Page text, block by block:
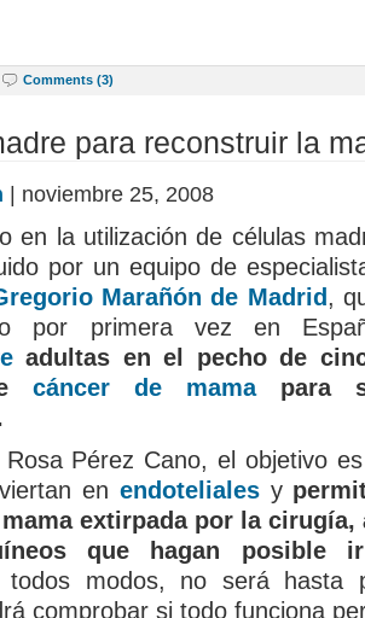
Comments (3)
para reconstruir la
| noviembre 25, 2008
en la utilización de células
por un equipo de
Marañón de Madrid,
por primera vez en
adultas en el pecho de
cáncer de mamapara
Rosa Pérez Cano, el objetivo
en endotelialesy
mama extirpada por la
que hagan posible
todos modos, no será hasta
comprobar si todo funciona